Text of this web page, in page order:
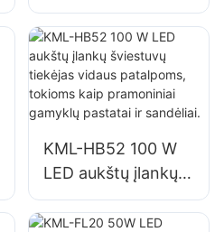
kasybos šviestuvų,
skirtų vidaus
erdvėms, tokioms
kaip sporto salės ir
sandėliai, tiekėjas.
KML-HB52 100 W
LED aukštų įlankų
šviestuvų tiekėjas
vidaus patalpoms,